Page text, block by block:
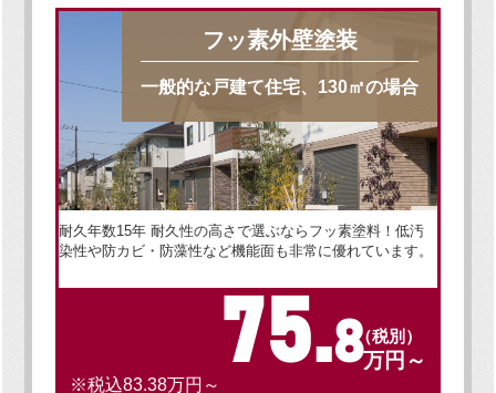
フッ素外壁塗装
一般的な戸建て住宅、130㎡の場合
耐久年数15年 耐久性の高さで選ぶならフッ素塗料！低汚
染性や防カビ・防藻性など機能面も非常に優れています。
75.8（税別）
万円～
※税込83.38万円～